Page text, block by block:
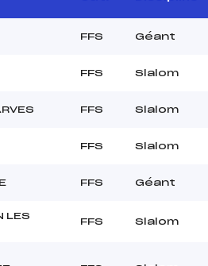
FFS Géant
FFS Slalom
FFS Slalom
FFS Slalom
FFS Géant
LES
FFS Slalom